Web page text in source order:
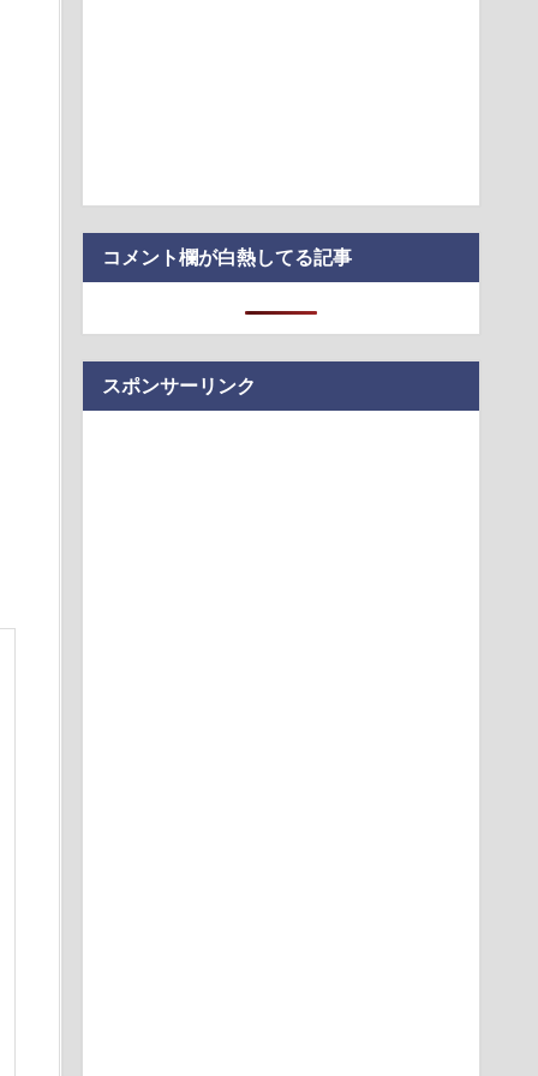
コメント欄が白熱してる記事
スポンサーリンク